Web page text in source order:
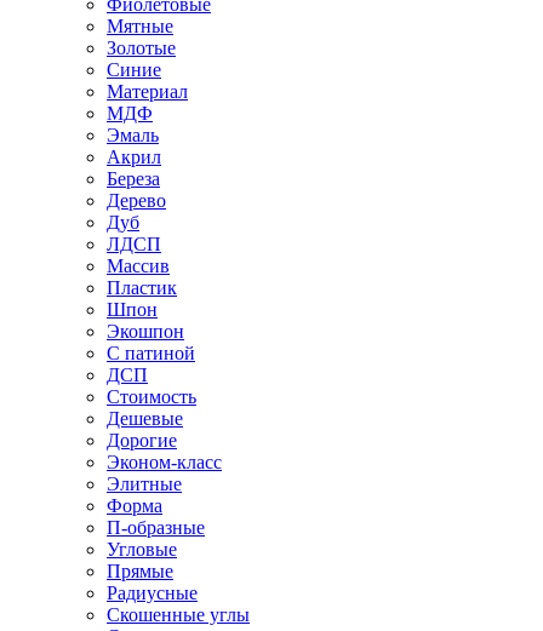
Фиолетовые
Мятные
Золотые
Синие
Материал
МДФ
Эмаль
Акрил
Береза
Дерево
Дуб
ЛДСП
Массив
Пластик
Шпон
Экошпон
С патиной
ДСП
Стоимость
Дешевые
Дорогие
Эконом-класс
Элитные
Форма
П-образные
Угловые
Прямые
Радиусные
Скошенные углы